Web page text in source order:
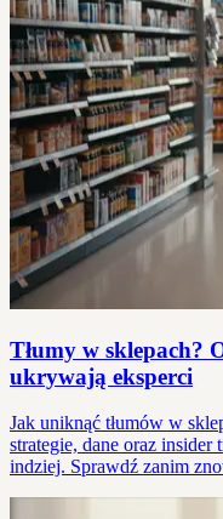
Tłumy w sklepach?
ukrywają eksperci
Jak uniknąć tłumów w
strategie, dane oraz
indziej. Sprawdź zanim